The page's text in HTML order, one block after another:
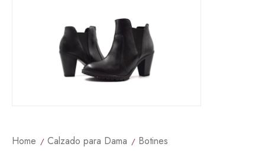
Home Calzado para Dama Botines